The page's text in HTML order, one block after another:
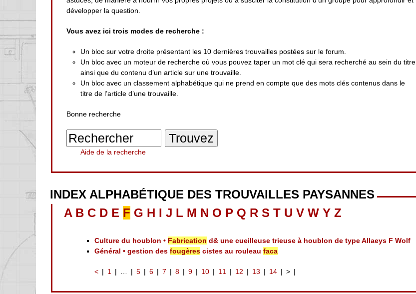
développer la question.
Vous avez ici trois modes de recherche :
Un bloc sur votre droite présentant les 10 dernières trouvailles postées sur le forum.
Un bloc avec un moteur de recherche où vous pouvez taper un mot clé qui sera recherché au sein du titre
ainsi que du contenu d’un article sur une trouvaille.
Un bloc avec un classement alphabétique qui ne prend en compte que des mots clés contenus dans le
titre de l’article d’une trouvaille.
Bonne recherche
Aide de la recherche
INDEX ALPHABÉTIQUE DES TROUVAILLES PAYSANNES
A B C D E F G H I J L M N O P Q R S T U V W Y Z
Culture du houblon • Fabrication d& une cueilleuse trieuse à houblon de type Allaeys F Wolf
Général • gestion desfougères cistes au rouleaufaca
< 1 … 5 6 7 8 9 10 11 12 13 14 >